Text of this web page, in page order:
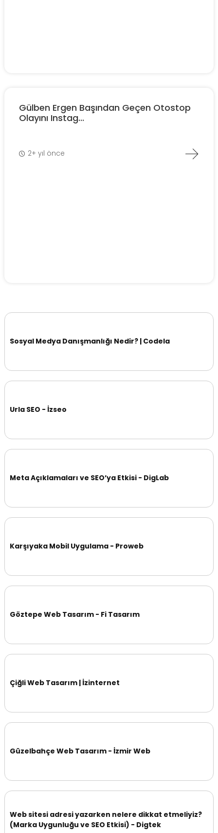
Gülben Ergen Başından Geçen Otostop
Olayını Instag...
2+ yıl önce
Sosyal Medya Danışmanlığı Nedir? | Codela
Urla SEO - İzseo
Meta Açıklamaları ve SEO’ya Etkisi - DigLab
Karşıyaka Mobil Uygulama - Proweb
Göztepe Web Tasarım - Fi Tasarım
Çiğli Web Tasarım | İzinternet
Güzelbahçe Web Tasarım - İzmir Web
Web sitesi adresi yazarken nelere dikkat etmeliyiz?
(Marka Uygunluğu ve SEO Etkisi) - Digtek